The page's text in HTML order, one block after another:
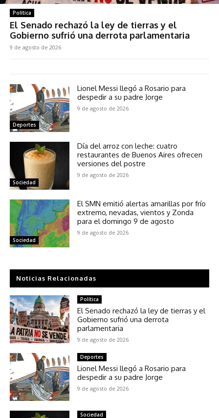
Política
El Senado rechazó la ley de tierras y el
Gobierno sufrió una derrota parlamentaria
9 de agosto de 2026
Deportes
Lionel Messi llegó a Rosario para
despedir a su padre Jorge
9 de agosto de 2026
Sociedad
Día del arroz con leche: cuatro
restaurantes de Buenos Aires ofrecen
versiones del postre
9 de agosto de 2026
Sociedad
El SMN emitió alertas amarillas por frío
extremo, nevadas, vientos y Zonda
para el domingo 9 de agosto
9 de agosto de 2026
Noticias Relacionadas
Política
El Senado rechazó la ley de tierras y el
Gobierno sufrió una derrota
parlamentaria
9 de agosto de 2026
Deportes
Lionel Messi llegó a Rosario para
despedir a su padre Jorge
9 de agosto de 2026
Sociedad